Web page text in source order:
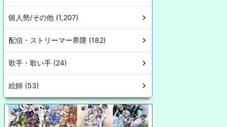
個人勢/その他 (1,207)
配信・ストリーマー界隈 (182)
歌手・歌い手 (24)
絵師 (53)